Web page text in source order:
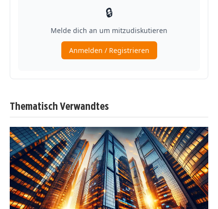
Thematisch Verwandtes